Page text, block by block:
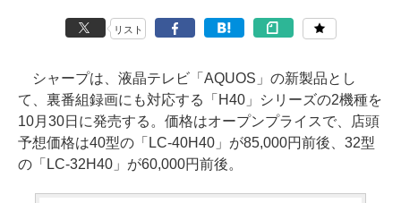
リスト
シャープは、液晶テレビ「AQUOS」の新製品とし
て、裏番組録画にも対応する「H40」シリーズの2機種を
10月30日に発売する。価格はオープンプライスで、店頭
予想価格は40型の「LC-40H40」が85,000円前後、32型
の「LC-32H40」が60,000円前後。